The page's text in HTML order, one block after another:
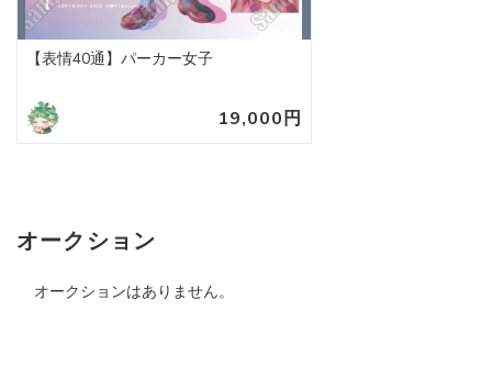
【表情40通】パーカー女子
19,000円
オークション
オークションはありません。